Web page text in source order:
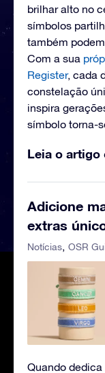
brilhar alto no
símbolos
também
Com a sua
Register, cada
constelação
inspira
símbolo torna-
Leia o artigo
Adicione
extras
Notícias OSR
Quando